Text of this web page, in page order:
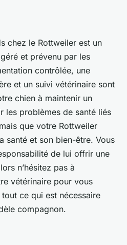
chez le Rottweiler est un
et prévenu par les
contrôlée, une
et un suivi vétérinaire sont
chien à maintenir un
les problèmes de santé liés
que votre Rottweiler
santé et son bien-être. Vous
de lui offrir une
n’hésitez pas à
vétérinaire pour vous
ce qui est nécessaire
compagnon.